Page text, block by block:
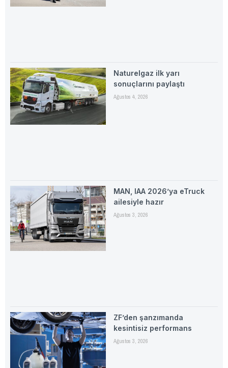
Naturelgaz ilk yarı
sonuçlarını paylaştı
Ağustos 4, 2026
MAN, IAA 2026’ya eTruck
ailesiyle hazır
Ağustos 3, 2026
ZF’den şanzımanda
kesintisiz performans
Ağustos 3, 2026